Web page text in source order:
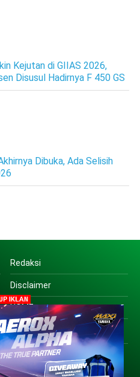
Kejutan di GIIAS 2026,
Disusul Hadirnya F 450 GS
Dibuka, Ada Selisih
Redaksi
Disclaimer
HOME
SUARA OTO JATIM